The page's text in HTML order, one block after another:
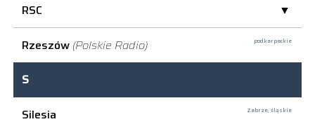
RSC
Rzeszów (Polskie Radio) podkarpackie
S
Silesia
Zabrze, śląskie